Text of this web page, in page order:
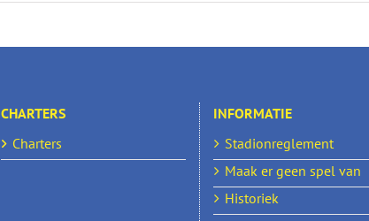
CHARTERS
Charters
INFORMATIE
Stadionreglement
Maak er geen spel van
Historiek